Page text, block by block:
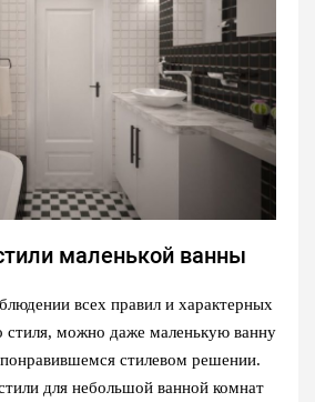
маленькой ванны
всех правил и характерных
стиля, можно даже маленькую ванну
стилевом решении.
для небольшой ванной комнат